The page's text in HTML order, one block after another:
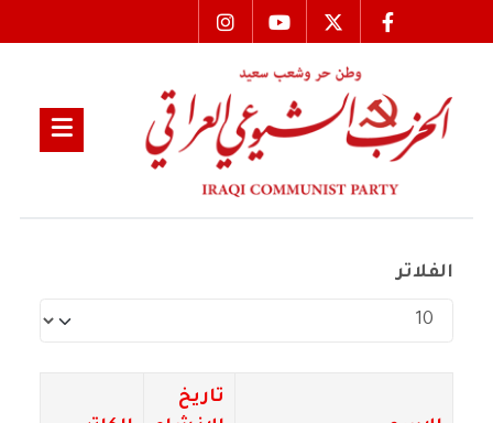
الفلاتر
عدد الإظهارات:
تاريخ